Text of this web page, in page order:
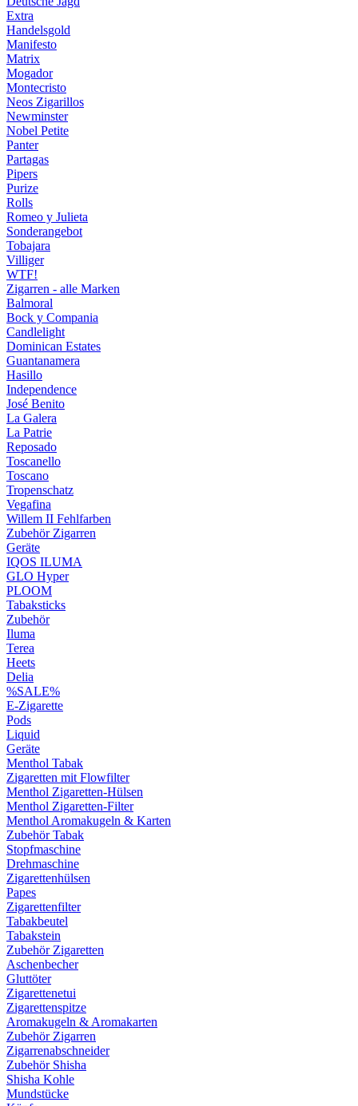
Extra
Handelsgold
Manifesto
Matrix
Mogador
Montecristo
Neos Zigarillos
Newminster
Nobel Petite
Panter
Partagas
Pipers
Purize
Rolls
Romeo y Julieta
Sonderangebot
Tobajara
Villiger
WTF!
Zigarren - alle Marken
Balmoral
Bock y Compania
Candlelight
Dominican Estates
Guantanamera
Hasillo
Independence
José Benito
La Galera
La Patrie
Reposado
Toscanello
Toscano
Tropenschatz
Vegafina
Willem II Fehlfarben
Zubehör Zigarren
Geräte
IQOS ILUMA
GLO Hyper
PLOOM
Tabaksticks
Zubehör
Iluma
Terea
Heets
Delia
%SALE%
E-Zigarette
Pods
Liquid
Geräte
Menthol Tabak
Zigaretten mit Flowfilter
Menthol Zigaretten-Hülsen
Menthol Zigaretten-Filter
Menthol Aromakugeln & Karten
Zubehör Tabak
Stopfmaschine
Drehmaschine
Zigarettenhülsen
Papes
Zigarettenfilter
Tabakbeutel
Tabakstein
Zubehör Zigaretten
Aschenbecher
Gluttöter
Zigarettenetui
Zigarettenspitze
Aromakugeln & Aromakarten
Zubehör Zigarren
Zigarrenabschneider
Zubehör Shisha
Shisha Kohle
Mundstücke